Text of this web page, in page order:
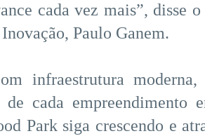
cada vez mais”, disse
Paulo Ganem.
infraestrutura
de cada
Park siga crescendo e